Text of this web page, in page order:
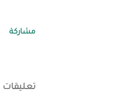
مشاركة
تعليقات